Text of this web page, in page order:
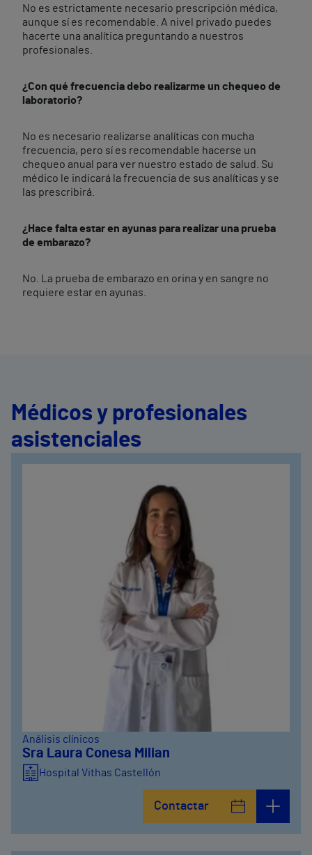
No es estrictamente necesario prescripción médica,
aunque sí es recomendable. A nivel privado puedes
hacerte una analítica preguntando a nuestros
profesionales.
¿Con qué frecuencia debo realizarme un chequeo de
laboratorio?
No es necesario realizarse analíticas con mucha
frecuencia, pero sí es recomendable hacerse un
chequeo anual para ver nuestro estado de salud. Su
médico le indicará la frecuencia de sus analíticas y se
las prescribirá.
¿Hace falta estar en ayunas para realizar una prueba
de embarazo?
No. La prueba de embarazo en orina y en sangre no
requiere estar en ayunas.
Médicos y profesionales
asistenciales
Análisis clínicos
Sra Laura Conesa Milian
Hospital Vithas Castellón
Contactar